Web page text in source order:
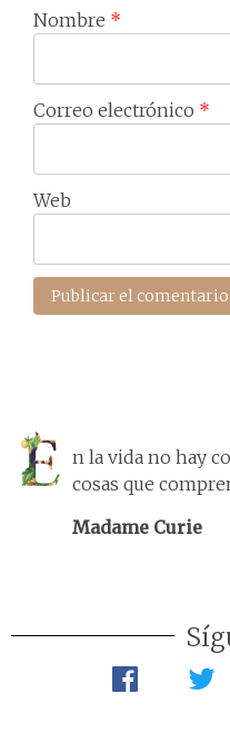
Nombre *
Correo electrónico *
Web
n la vida no hay
cosas que
Madame Curie